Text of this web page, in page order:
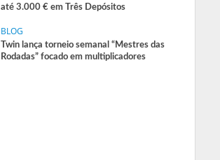
até 3.000 € em Três Depósitos
BLOG
Twin lança torneio semanal “Mestres das
Rodadas” focado em multiplicadores